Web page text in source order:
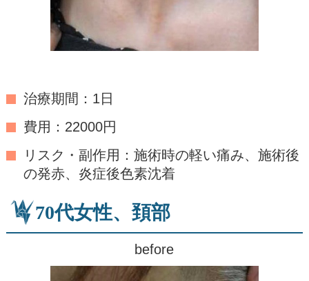
治療期間：1日
費用：22000円
リスク・副作用：施術時の軽い痛み、施術後
の発赤、炎症後色素沈着
70代女性、頚部
before